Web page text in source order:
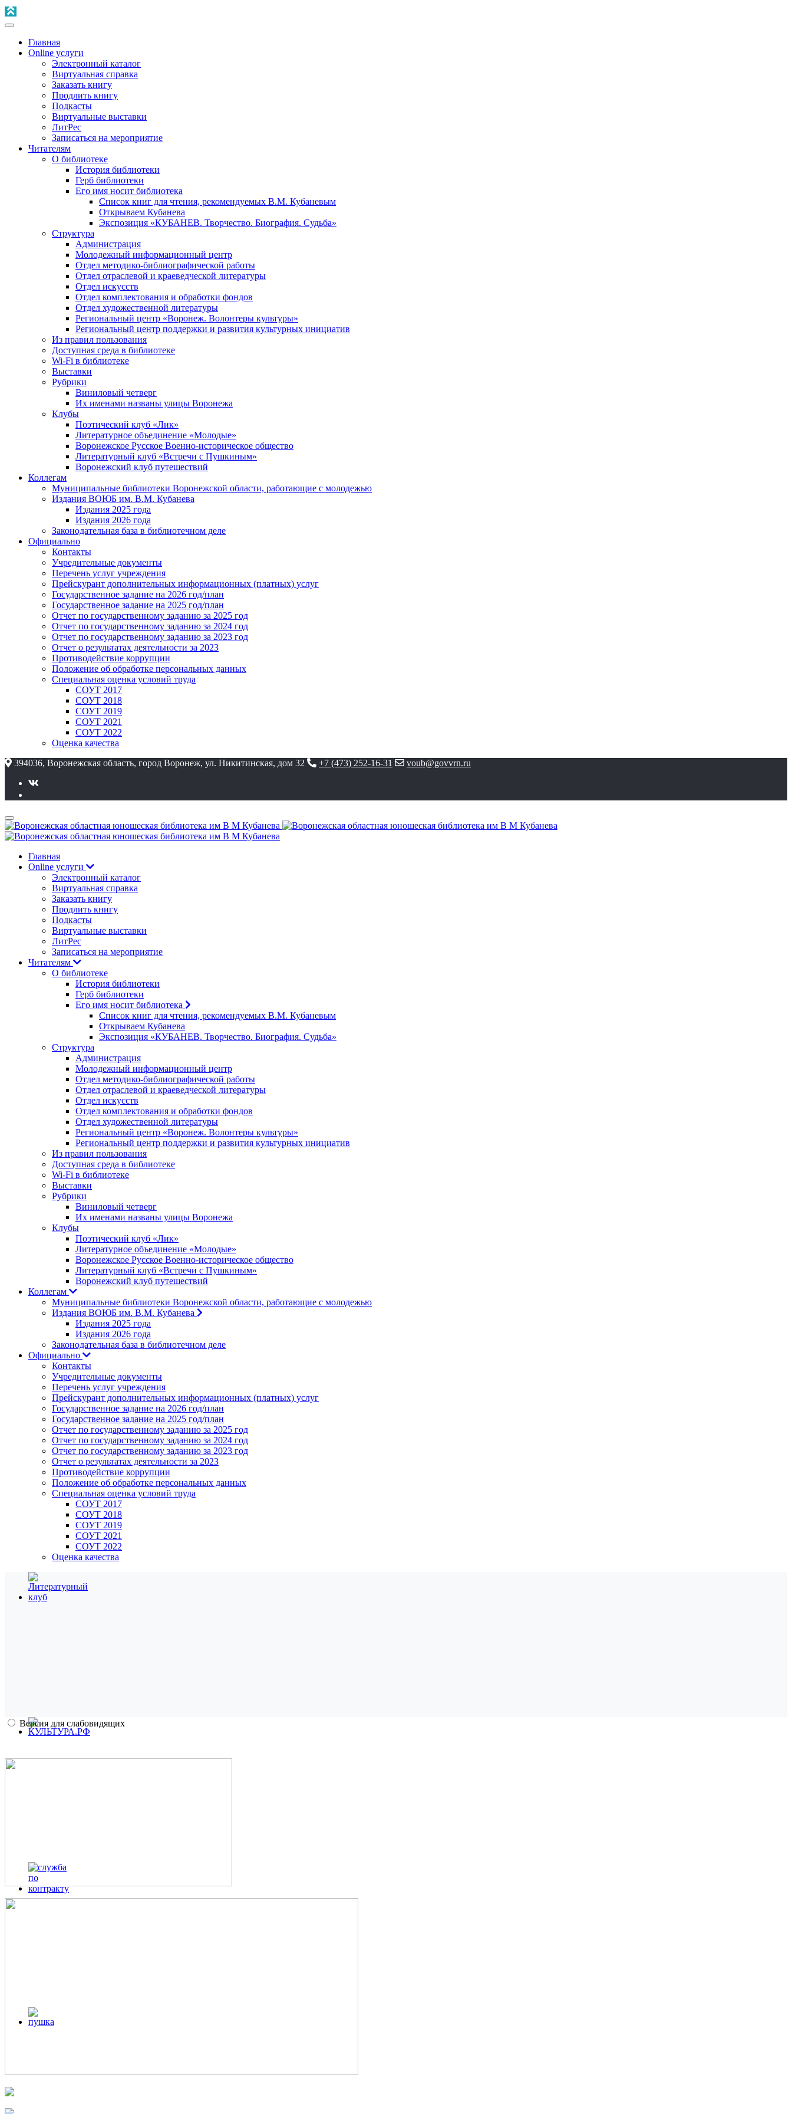
Главная
Online услуги
Электронный каталог
Виртуальная справка
Заказать книгу
Продлить книгу
Подкасты
Виртуальные выставки
ЛитРес
Записаться на мероприятие
Читателям
О библиотеке
История библиотеки
Герб библиотеки
Его имя носит библиотека
Список книг для чтения, рекомендуемых В.М. Кубаневым
Открываем Кубанева
Экспозиция «КУБАНЕВ. Творчество. Биография. Судьба»
Структура
Администрация
Молодежный информационный центр
Отдел методико-библиографической работы
Отдел отраслевой и краеведческой литературы
Отдел искусств
Отдел комплектования и обработки фондов
Отдел художественной литературы
Региональный центр «Воронеж. Волонтеры культуры»
Региональный центр поддержки и развития культурных инициатив
Из правил пользования
Доступная среда в библиотеке
Wi-Fi в библиотеке
Выставки
Рубрики
Виниловый четверг
Их именами названы улицы Воронежа
Клубы
Поэтический клуб «Лик»
Литературное объединение «Молодые»
Воронежское Русское Военно-историческое общество
Литературный клуб «Встречи с Пушкиным»
Воронежский клуб путешествий
Коллегам
Муниципальные библиотеки Воронежской области, работающие с молодежью
Издания ВОЮБ им. В.М. Кубанева
Издания 2025 года
Издания 2026 года
Законодательная база в библиотечном деле
Официально
Контакты
Учредительные документы
Перечень услуг учреждения
Прейскурант дополнительных информационных (платных) услуг
Государственное задание на 2026 год/план
Государственное задание на 2025 год/план
Отчет по государственному заданию за 2025 год
Отчет по государственному заданию за 2024 год
Отчет по государственному заданию за 2023 год
Отчет о результатах деятельности за 2023
Противодействие коррупции
Положение об обработке персональных данных
Специальная оценка условий труда
СОУТ 2017
СОУТ 2018
СОУТ 2019
СОУТ 2021
СОУТ 2022
Оценка качества
394036, Воронежская область, город Воронеж, ул. Никитинская, дом 32
+7 (473) 252-16-31 voub@govvrn.ru
Главная
Online услуги
Электронный каталог
Виртуальная справка
Заказать книгу
Продлить книгу
Подкасты
Виртуальные выставки
ЛитРес
Записаться на мероприятие
Читателям
О библиотеке
История библиотеки
Герб библиотеки
Его имя носит библиотека
Список книг для чтения, рекомендуемых В.М. Кубаневым
Открываем Кубанева
Экспозиция «КУБАНЕВ. Творчество. Биография. Судьба»
Структура
Администрация
Молодежный информационный центр
Отдел методико-библиографической работы
Отдел отраслевой и краеведческой литературы
Отдел искусств
Отдел комплектования и обработки фондов
Отдел художественной литературы
Региональный центр «Воронеж. Волонтеры культуры»
Региональный центр поддержки и развития культурных инициатив
Из правил пользования
Доступная среда в библиотеке
Wi-Fi в библиотеке
Выставки
Рубрики
Виниловый четверг
Их именами названы улицы Воронежа
Клубы
Поэтический клуб «Лик»
Литературное объединение «Молодые»
Воронежское Русское Военно-историческое общество
Литературный клуб «Встречи с Пушкиным»
Воронежский клуб путешествий
Коллегам
Муниципальные библиотеки Воронежской области, работающие с молодежью
Издания ВОЮБ им. В.М. Кубанева
Издания 2025 года
Издания 2026 года
Законодательная база в библиотечном деле
Официально
Контакты
Учредительные документы
Перечень услуг учреждения
Прейскурант дополнительных информационных (платных) услуг
Государственное задание на 2026 год/план
Государственное задание на 2025 год/план
Отчет по государственному заданию за 2025 год
Отчет по государственному заданию за 2024 год
Отчет по государственному заданию за 2023 год
Отчет о результатах деятельности за 2023
Противодействие коррупции
Положение об обработке персональных данных
Специальная оценка условий труда
СОУТ 2017
СОУТ 2018
СОУТ 2019
СОУТ 2021
СОУТ 2022
Оценка качества
Версия для слабовидящих